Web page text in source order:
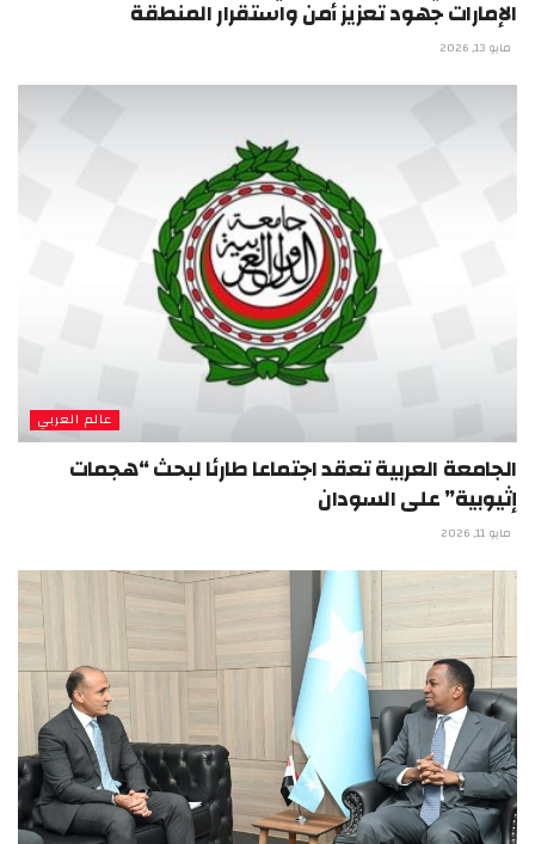
الإمارات جهود تعزيز أمن واستقرار المنطقة
مايو 13, 2026
عالم العربي
الجامعة العربية تعقد اجتماعا طارئا لبحث “هجمات
إثيوبية” على السودان
مايو 11, 2026